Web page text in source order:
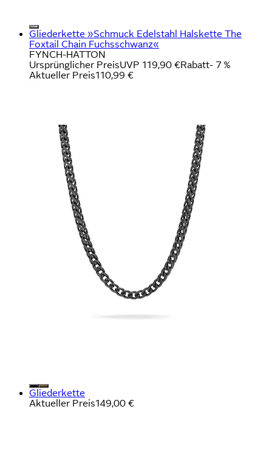
Gliederkette »Schmuck Edelstahl Halskette The
Foxtail Chain Fuchsschwanz«
FYNCH-HATTON
Ursprünglicher PreisUVP 119,90 €Rabatt- 7 %
Aktueller Preis110,99 €
Gliederkette
Aktueller Preis149,00 €